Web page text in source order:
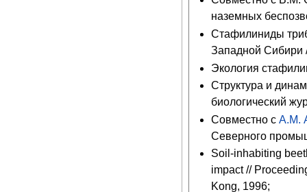
наземных
Стафилиниды
Западной Сибири
Экология
Структура и
биологический
Совместно сА.М.
Северного
Soil-inhabiting
impact //
Kong, 1996;